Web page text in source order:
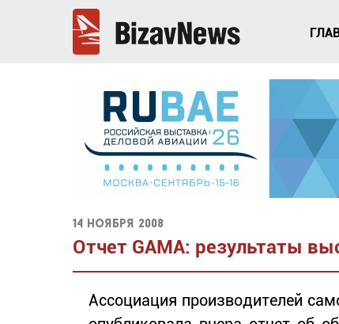
14 ноября 2008
Отчет GAMA: результаты
Ассоциация производителей